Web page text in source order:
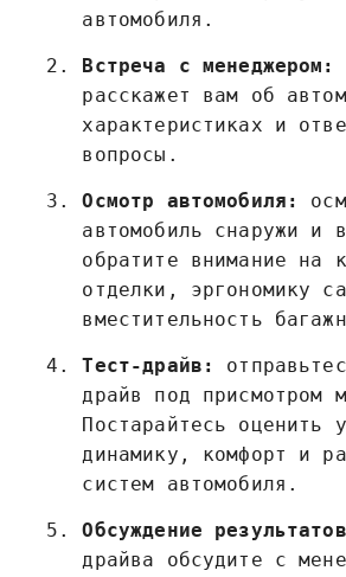
автомобиля.
Встреча с менеджером:
расскажет вам об
характеристиках и
вопросы.
Осмотр автомобиля:
автомобиль снаружи и
обратите внимание на
отделки, эргономику
вместительность
Тест-драйв:
драйв под присмотром
Постарайтесь оценить
динамику, комфорт и
систем автомобиля.
Обсуждение
драйва обсудите с